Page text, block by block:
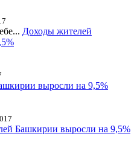
Доходы жителей
выросли на 9,5%
Башкирии выросли на 9,5%